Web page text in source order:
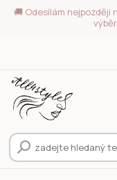
🚚 Odesílám nejpozději